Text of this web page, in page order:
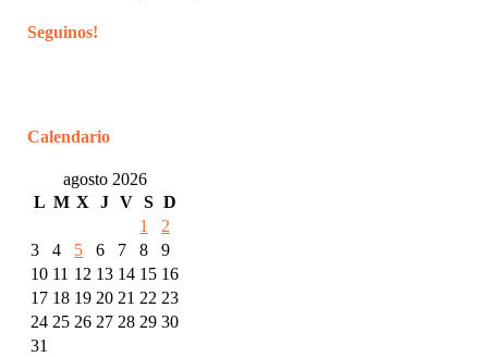
Seguinos!
Calendario
agosto 2026
L M X J V S D
1
2
3
4 5 6 7 8
9
10 11 12 13 14 15 16
17 18 19 20 21 22 23
24 25 26 27 28 29 30
31